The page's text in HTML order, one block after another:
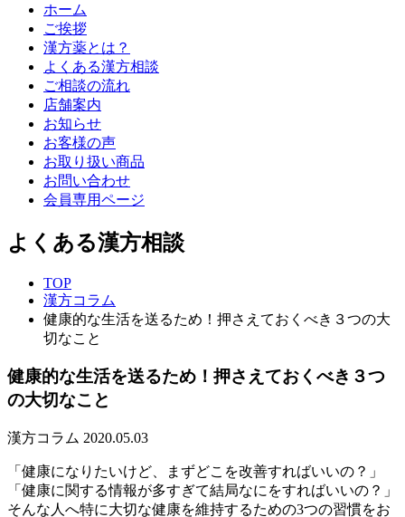
ホーム
ご挨拶
漢方薬とは？
よくある漢方相談
ご相談の流れ
店舗案内
お知らせ
お客様の声
お取り扱い商品
お問い合わせ
会員専用ページ
よくある漢方相談
TOP
漢方コラム
健康的な生活を送るため！押さえておくべき３つの大
切なこと
健康的な生活を送るため！押さえておくべき３つ
の大切なこと
漢方コラム 2020.05.03
「健康になりたいけど、まずどこを改善すればいいの？」
「健康に関する情報が多すぎて結局なにをすればいいの？」
そんな人へ特に大切な健康を維持するための3つの習慣をお